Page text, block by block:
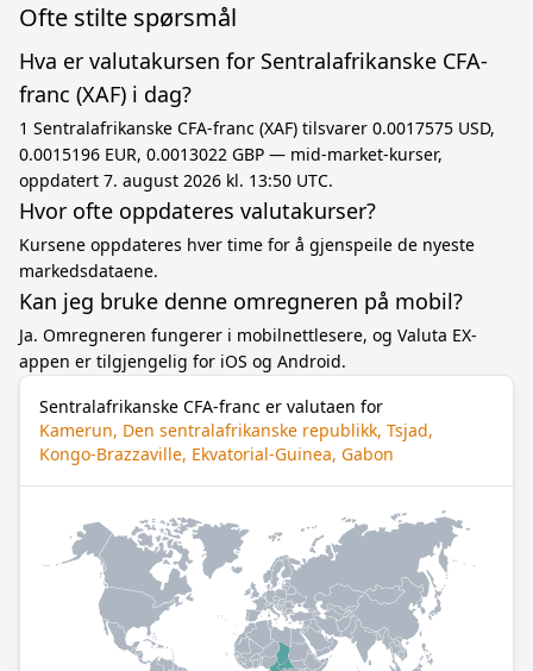
Ofte stilte spørsmål
Hva er valutakursen for Sentralafrikanske CFA-
franc (XAF) i dag?
1 Sentralafrikanske CFA-franc (XAF) tilsvarer 0.0017575 USD,
0.0015196 EUR, 0.0013022 GBP — mid-market-kurser,
oppdatert 7. august 2026 kl. 13:50 UTC.
Hvor ofte oppdateres valutakurser?
Kursene oppdateres hver time for å gjenspeile de nyeste
markedsdataene.
Kan jeg bruke denne omregneren på mobil?
Ja. Omregneren fungerer i mobilnettlesere, og Valuta EX-
appen er tilgjengelig for iOS og Android.
Sentralafrikanske CFA-franc er valutaen for
Kamerun, Den sentralafrikanske republikk, Tsjad,
Kongo-Brazzaville, Ekvatorial-Guinea, Gabon